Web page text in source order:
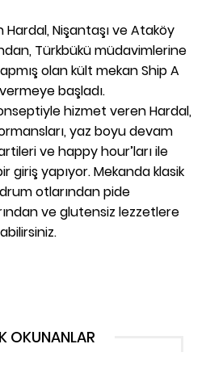
Nişantaşı ve Ataköy
Türkbükü müdavimlerine
olan kült mekan Ship A
başladı.
hizmet veren Hardal,
yaz boyu devam
ve happy hour’ları ile
giriş yapıyor. Mekanda klasik
otlarından pide
ve glutensiz lezzetlere
OKUNANLAR